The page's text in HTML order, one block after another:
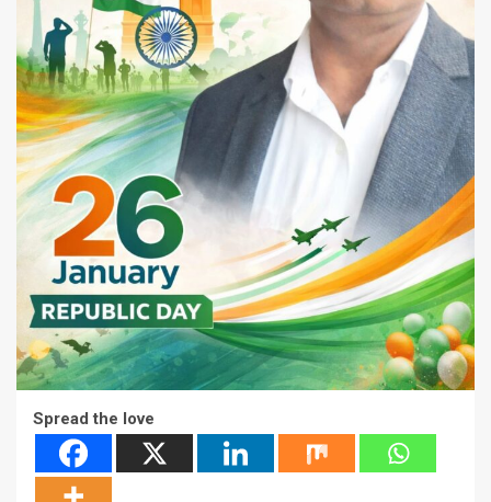
Spread the love